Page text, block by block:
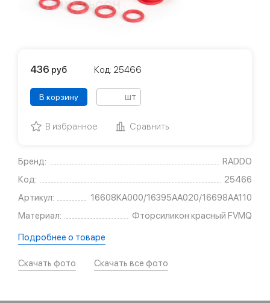
Бренд:
RADDO
Код:
25466
Артикул:
16608KA000/16395AA020/16698AA110
Материал:
Фторсиликон красный FVMQ
Подробнее о товаре
Скачать фото Скачать все фото
436 руб Код: 25466
В корзину шт
В избранное Сравнить